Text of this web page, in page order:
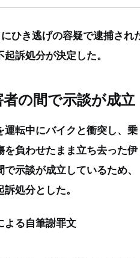
ひき逃げの容疑で逮捕され
訴処分が決定した。
の間で示談が成立
転中にバイクと衝突し、乗
を負わせたまま立ち去った伊
示談が成立しているため、
処分とした。
よる自筆謝罪文